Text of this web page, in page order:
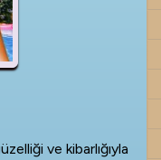
ve kibarlığıyla